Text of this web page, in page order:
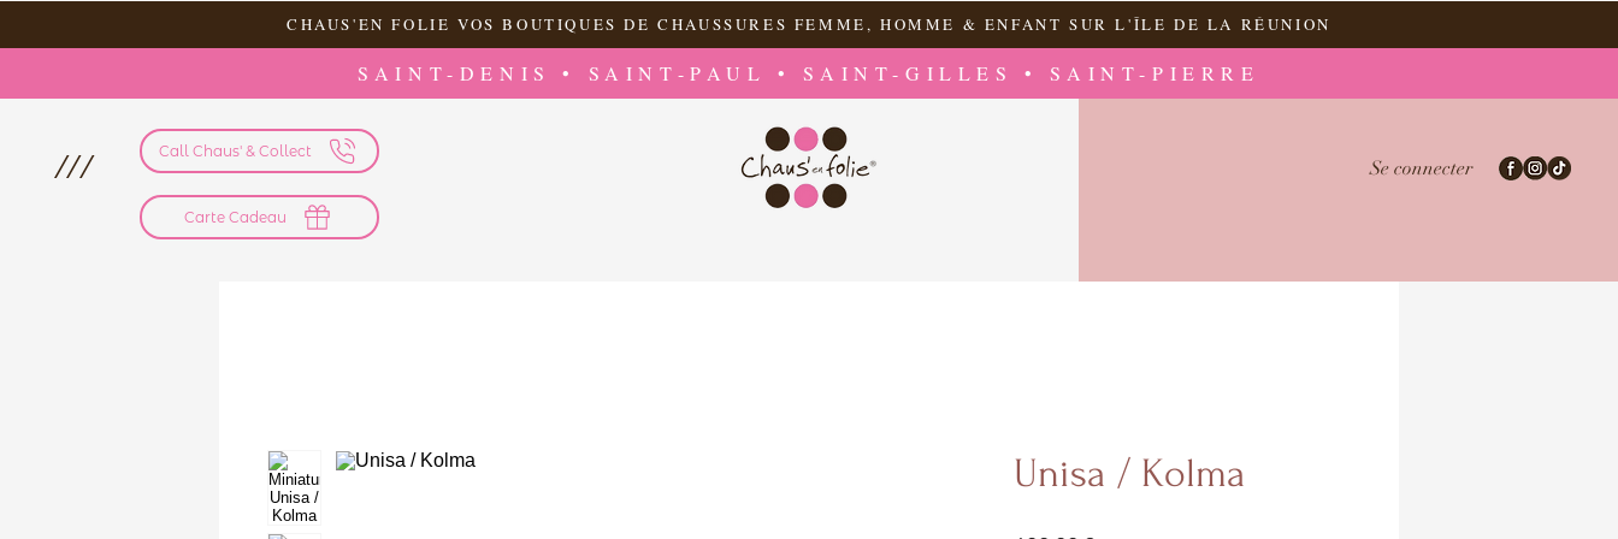
CHAUS'EN FOLIE VOS BOUTIQUES DE CHAUSSURES FEMME, HOMME & ENFANT SUR L'ÎLE DE LA RÉUNION
SAINT-DENIS • SAINT-PAUL • SAINT-GILLES • SAINT-PIERRE
/// Call Chaus' & Collect
Carte Cadeau
Se connecter
Unisa / Kolma